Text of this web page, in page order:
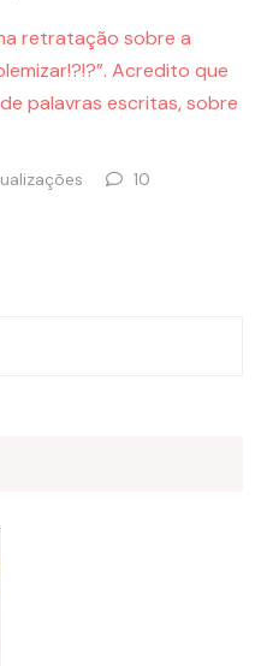
retratação sobre a
Acredito que
palavras escritas, sobre
10